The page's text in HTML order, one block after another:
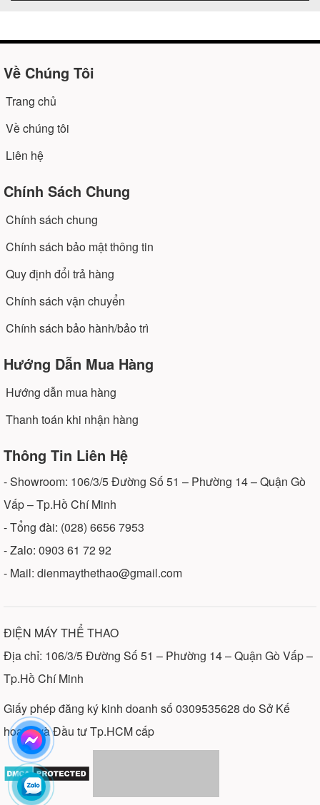
Về Chúng Tôi
Trang chủ
Về chúng tôi
Liên hệ
Chính Sách Chung
Chính sách chung
Chính sách bảo mật thông tin
Quy định đổi trả hàng
Chính sách vận chuyển
Chính sách bảo hành/bảo trì
Hướng Dẫn Mua Hàng
Hướng dẫn mua hàng
Thanh toán khi nhận hàng
Thông Tin Liên Hệ
- Showroom: 106/3/5 Đường Số 51 – Phường 14 – Quận Gò
Vấp – Tp.Hồ Chí Minh
- Tổng đài: (028) 6656 7953
- Zalo: 0903 61 72 92
- Mail: dienmaythethao@gmail.com
ĐIỆN MÁY THỂ THAO
Địa chỉ: 106/3/5 Đường Số 51 – Phường 14 – Quận Gò Vấp –
Tp.Hồ Chí Minh
Giấy phép đăng ký kinh doanh số 0309535628 do Sở Kế
hoạch và Đầu tư Tp.HCM cấp